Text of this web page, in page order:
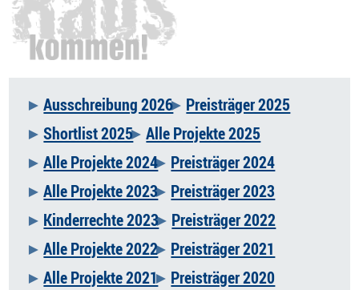
Navigation
überspringen
Ausschreibung 2026
Preisträger 2025
Shortlist 2025 Alle Projekte 2025
Alle Projekte 2024
Preisträger 2024
Alle Projekte 2023
Preisträger 2023
Kinderrechte 2023
Preisträger 2022
Alle Projekte 2022
Preisträger 2021
Alle Projekte 2021
Preisträger 2020